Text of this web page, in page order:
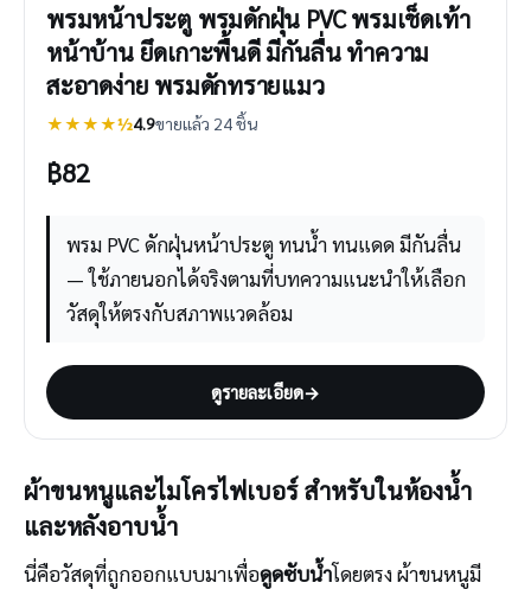
พรมหน้าประตู พรมดักฝุ่น PVC พรมเช็ดเท้า
หน้าบ้าน ยึดเกาะพื้นดี มีกันลื่น ทำความ
สะอาดง่าย พรมดักทรายแมว
★★★★½4.9ขายแล้ว 24 ชิ้น
฿82
พรม PVC ดักฝุ่นหน้าประตู ทนน้ำ ทนแดด มีกันลื่น
— ใช้ภายนอกได้จริงตามที่บทความแนะนำให้เลือก
วัสดุให้ตรงกับสภาพแวดล้อม
ดูรายละเอียด→
ผ้าขนหนูและไมโครไฟเบอร์ สำหรับในห้องน้ำ
และหลังอาบน้ำ
นี่คือวัสดุที่ถูกออกแบบมาเพื่อดูดซับน้ำโดยตรง ผ้าขนหนูมี